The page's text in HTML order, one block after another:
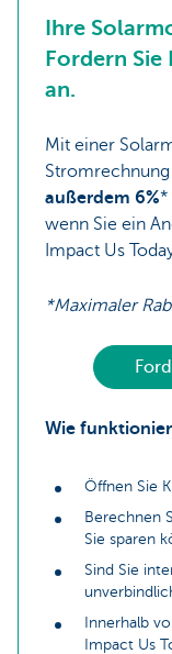
Ihre
Fordern Sie
an.
Mit einer
Stromrechnung
außerdem 6%*
wenn Sie ein
Impact Us
*Maximaler
Wie
Öffnen Sie
Berechnen
Sie sparen
Sind Sie
Innerhalb
Impact Us